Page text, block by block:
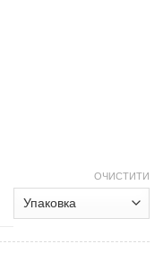
ОЧИСТИТИ